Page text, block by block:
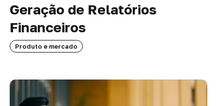
Geração de Relatórios
Financeiros
Produto e mercado